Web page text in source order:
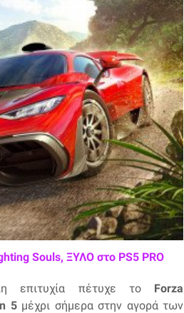
Souls, ΞΥΛΟ στο PS5 PRO
επιτυχία πέτυχε το Forza
5μέχρι σήμερα στην αγορά των